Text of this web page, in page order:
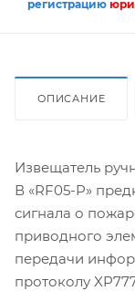
регистрацию
ОПИСАНИЕ
Извещатель
В «RF05-P»
сигнала о
приводного
передачи
протоколу